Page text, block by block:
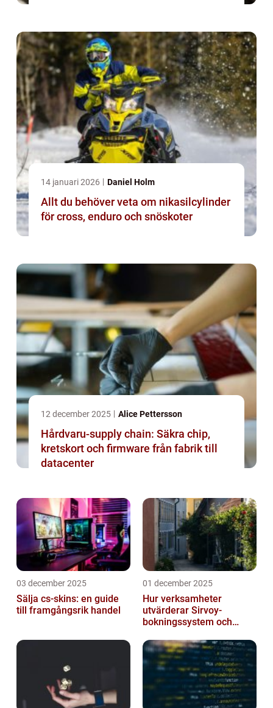
14 januari 2026 Daniel Holm
Allt du behöver veta om nikasilcylinder
för cross, enduro och snöskoter
12 december 2025 Alice Pettersson
Hårdvaru-supply chain: Säkra chip,
kretskort och firmware från fabrik till
datacenter
03 december 2025
Sälja cs-skins: en guide
till framgångsrik handel
01 december 2025
Hur verksamheter
utvärderar Sirvoy-
bokningssystem och